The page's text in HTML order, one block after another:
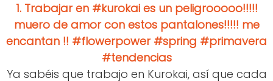
1. Trabajar en #kurokai es un peligrooooo!!!!!
muero de amor con estos pantalones!!!!! me
encantan !! #flowerpower #spring #primavera
#tendencias
Ya sabéis que trabajo en Kurokai, así que cada